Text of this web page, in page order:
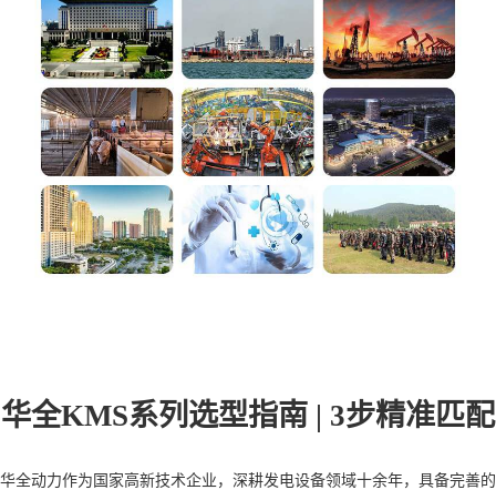
华全KMS系列选型指南 | 3步精准匹配
华全动力作为国家高新技术企业，深耕发电设备领域十余年，具备完善的